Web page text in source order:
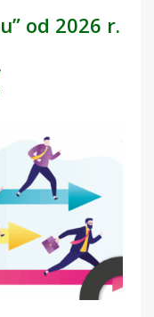
od 2026 r.